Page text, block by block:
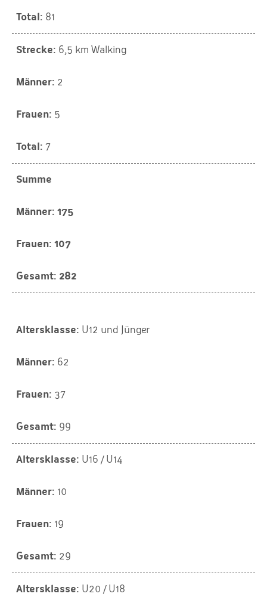
81
6,5 km Walking
2
5
7
Summe
175
107
282
U12 und Jünger
62
37
99
U16 / U14
10
19
29
U20 / U18